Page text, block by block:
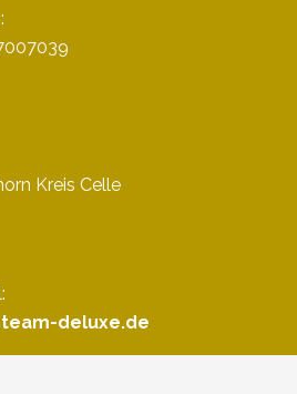
Kreis Celle
deluxe.de